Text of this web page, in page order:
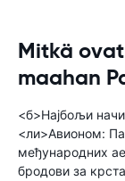
Mitkä
maahan
<б>Најбољи
<ли>Авионом:
међународних
бродови за